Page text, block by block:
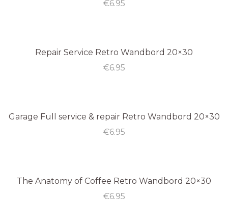
€6.95
Repair Service Retro Wandbord 20×30
€6.95
Garage Full service & repair Retro Wandbord 20×30
€6.95
The Anatomy of Coffee Retro Wandbord 20×30
€6.95